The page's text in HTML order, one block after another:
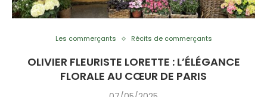
Les commerçants Récits de commerçants
OLIVIER FLEURISTE LORETTE : L’ÉLÉGANCE
FLORALE AU CŒUR DE PARIS